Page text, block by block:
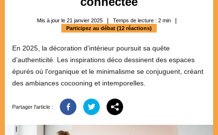
Mis à jour le 21 janvier 2025 Temps de lecture : 2 min
Participez au débat (12 réactions)
En 2025, la décoration d'intérieur poursuit sa quête
d’authenticité. Les inspirations déco dessinent des espaces
épurés où l'organique et le minimalisme se conjuguent, créant
des ambiances cocooning et intemporelles.
Partager l'article :